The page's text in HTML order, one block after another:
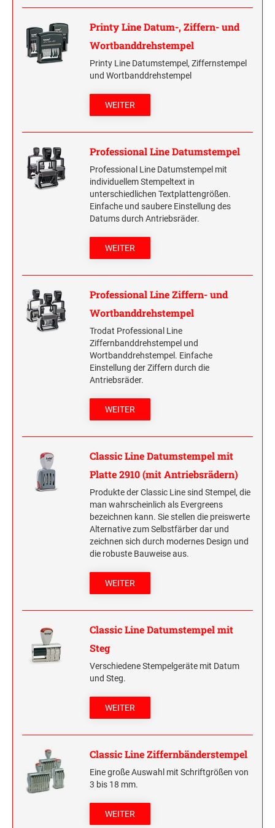
SONSTIGE CLASSIC LINE HANDSTEMPEL
CLASSIC LINE DATUMSTEMPEL +
Printy Line Datum-, Ziffern- und
Wortbanddrehstempel
Printy Line Datumstempel, Ziffernstempel
und Wortbanddrehstempel
WEITER
Professional Line Datumstempel
Professional Line Datumstempel mit
individuellem Stempeltext in
unterschiedlichen Textplattengrößen.
Einfache und saubere Einstellung des
Datums durch Antriebsräder.
WEITER
Professional Line Ziffern- und
Wortbanddrehstempel
Trodat Professional Line
Ziffernbanddrehstempel und
Wortbanddrehstempel. Einfache
Einstellung der Ziffern durch die
Antriebsräder.
WEITER
Classic Line Datumstempel mit
Platte 2910 (mit Antriebsrädern)
Produkte der Classic Line sind Stempel, die
man wahrscheinlich als Evergreens
bezeichnen kann. Sie stellen die preiswerte
Alternative zum Selbstfärber dar und
zeichnen sich durch modernes Design und
die robuste Bauweise aus.
WEITER
Classic Line Datumstempel mit
Steg
Verschiedene Stempelgeräte mit Datum
und Steg.
WEITER
Classic Line Ziffernbänderstempel
Eine große Auswahl mit Schriftgrößen von
3 bis 18 mm.
WEITER